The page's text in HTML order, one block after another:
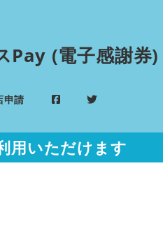
Pay (電子感謝券)
申請
用いただけます